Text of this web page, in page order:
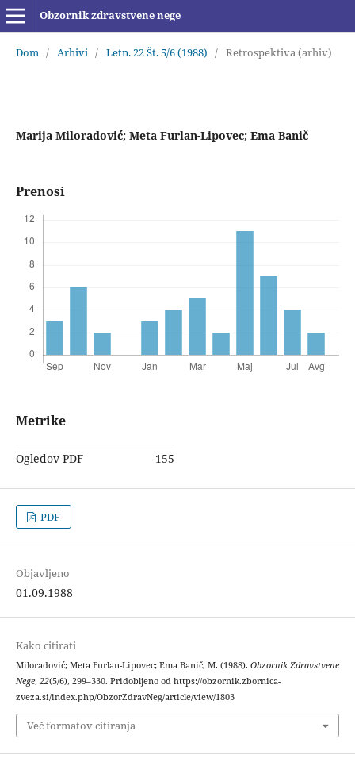
Obzornik zdravstvene nege
Dom / Arhivi / Letn. 22 Št. 5/6 (1988) / Retrospektiva (arhiv)
Marija Miloradović; Meta Furlan-Lipovec; Ema Banič
Prenosi
Metrike
Ogledov PDF 155
PDF
Objavljeno
01.09.1988
Kako citirati
Miloradović; Meta Furlan-Lipovec; Ema Banič, M. (1988). Obzornik Zdravstvene
Nege, 22(5/6), 299–330. Pridobljeno od https://obzornik.zbornica-
zveza.si/index.php/ObzorZdravNeg/article/view/1803
Več formatov citiranja